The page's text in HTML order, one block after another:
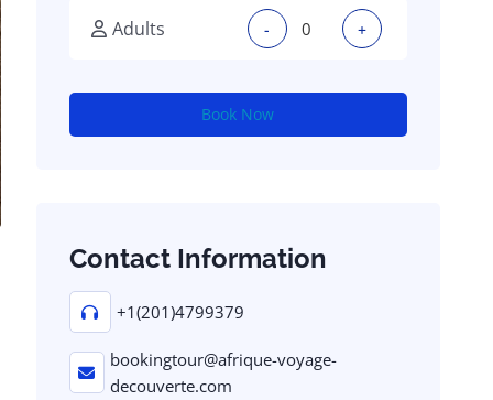
Adults - +
Book Now
Contact Information
+1(201)4799379
bookingtour@afrique-voyage-
decouverte.com